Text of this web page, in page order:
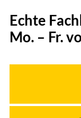
Echte
Mo. – Fr.